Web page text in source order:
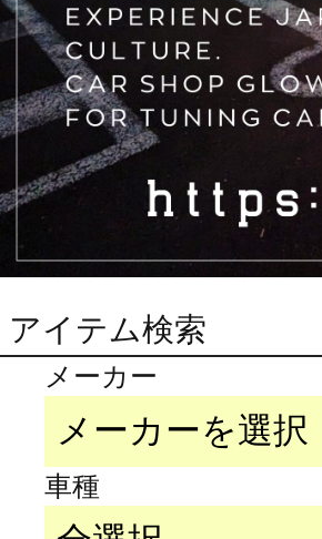
アイテム検索
メーカー
車種